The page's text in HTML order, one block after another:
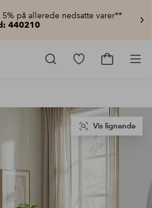
på allerede nedsatte varer**
440210
Gå
Gå
Vis lignende